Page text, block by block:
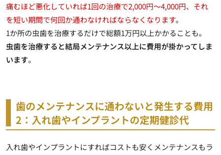
痛むほど悪化していれば1回の治療で2,000円～4,000円、それ
を短い期間で何回か通わなければならなくなります。
1か所の虫歯を治療するだけで総額1万円以上かかることも。
虫歯を治療すると結局メンテナンス以上に費用が掛かってしま
います。
歯のメンテナンスに通わないと発生する費用
2：入れ歯やインプラントの定期健診代
入れ歯やインプラントにすればコストも安くメンテナンスもラ